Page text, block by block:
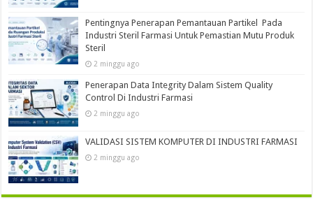
Pentingnya Penerapan Pemantauan Partikel Pada
Industri Steril Farmasi Untuk Pemastian Mutu Produk
Steril
2 minggu ago
Penerapan Data Integrity Dalam Sistem Quality
Control Di Industri Farmasi
2 minggu ago
VALIDASI SISTEM KOMPUTER DI INDUSTRI FARMASI
2 minggu ago